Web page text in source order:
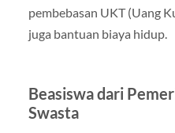
pembebasan UKT (Uang
juga bantuan biaya hidup.
Beasiswa dari
Swasta